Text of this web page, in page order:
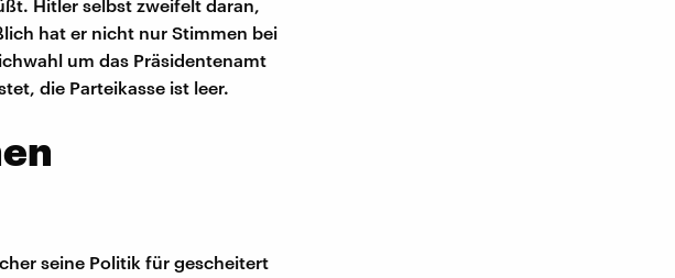
Hitler selbst zweifelt daran,
hat er nicht nur Stimmen bei
um das Präsidentenamt
die Parteikasse ist leer.
seine Politik für gescheitert